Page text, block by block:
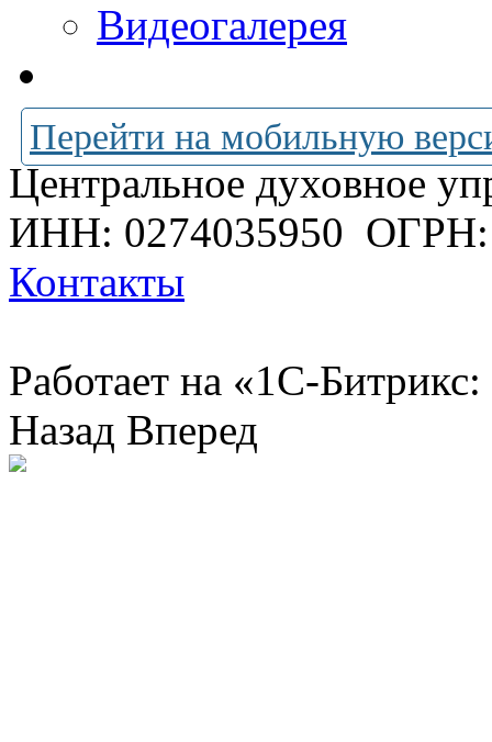
Видеогалерея
Перейти на мобильную
Центральное духовное
ИНН: 0274035950 ОГРН:
Контакты
Работает на «1С-
Назад Вперед